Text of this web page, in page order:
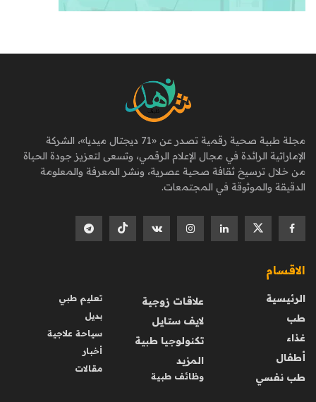
مجلة طبية صحية رقمية تصدر عن «71 ديجتال ميديا»، الشركة
الإماراتية الرائدة في مجال الإعلام الرقمي، وتسعى لتعزيز جودة الحياة
من خلال ترسيخ ثقافة صحية عصرية، ونشر المعرفة والمعلومة
الدقيقة والموثوقة في المجتمعات.
الاقسام
الرئيسية
طب
غذاء
أطفال
طب نفسي
علاقات زوجية
لايف ستايل
تكنولوجيا طبية
المزيد
وظائف طبية
تعليم طبي
بديل
سياحة علاجية
أخبار
مقالات